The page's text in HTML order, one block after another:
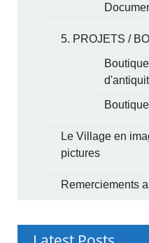
5. PROJETS /
Le Village en
pictures
Remerciements